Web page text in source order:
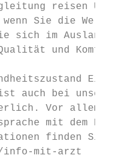
reisen
wenn Sie die
Sie sich im
und
ist auch bei
Vor
mit
finden
info-mit-